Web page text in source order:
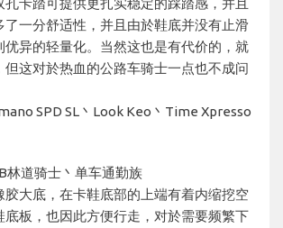
了一分舒适性，并且由於鞋底并没有止滑
优异的轻量化。当然这也是有代价的，就
但这对於热血的公路车骑士一点也不成问
SPD SL丶Look Keo丶Time Xpresso
林道骑士丶单车通勤族
胶大底，在卡鞋底部的上端有着内缩挖空
底板，也因此方便行走，对於需要频繁下